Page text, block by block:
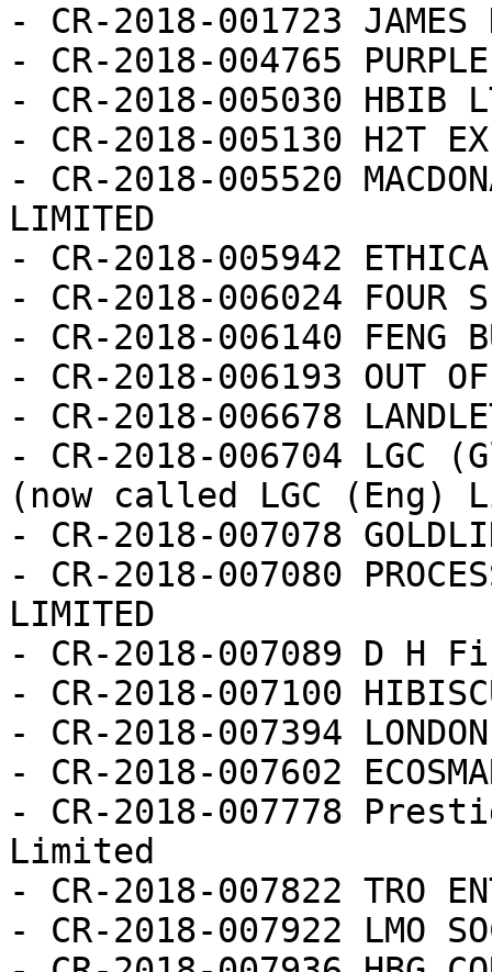
- CR-2018-001723 JAMES
- CR-2018-004765
- CR-2018-005030 HBIB
- CR-2018-005130 H2T
- CR-2018-005520
LIMITED
- CR-2018-005942
- CR-2018-006024 FOUR
- CR-2018-006140 FENG
- CR-2018-006193 OUT OF
- CR-2018-006678
- CR-2018-006704 LGC
(now called LGC (Eng)
- CR-2018-007078
- CR-2018-007080
LIMITED
- CR-2018-007089 D H
- CR-2018-007100
- CR-2018-007394 LONDON
- CR-2018-007602
- CR-2018-007778
Limited
- CR-2018-007822 TRO
- CR-2018-007922 LMO